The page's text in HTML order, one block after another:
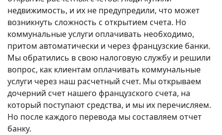
недвижимость, и их не предупредили, что может
возникнуть сложность с открытием счета. Но
коммунальные услуги оплачивать необходимо,
притом автоматически и через французские банки.
Мы обратились в свою налоговую службу и решили
вопрос, как клиентам оплачивать коммунальные
услуги через наш расчетный счет. Мы открываем
дочерний счет нашего французского счета, на
который поступают средства, и мы их перечисляем.
Но после каждого перевода мы составляем отчет
банку.